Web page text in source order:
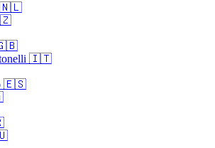
🇳🇱
🇬🇧
🇮🇹
🇪🇸